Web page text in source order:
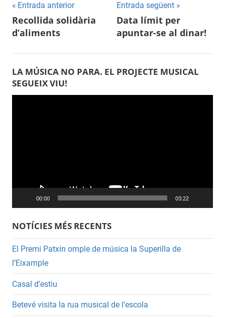
Navegació
d'entrades
Entrada anterior
Recollida solidària
d’aliments
Entrada següent
Data límit per
apuntar-se al dinar!
LA MÚSICA NO PARA. EL PROJECTE MUSICAL
SEGUEIX VIU!
00:00 03:22
NOTÍCIES MÉS RECENTS
El Premi Patxín omple de música la Superilla de
l’Eixample
Casal d’estiu
Betevé visita la rua musical de l’escola